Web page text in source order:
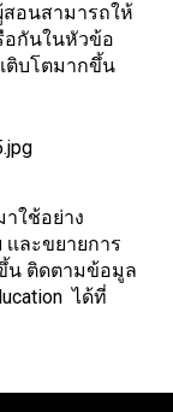
อนสามารถให้
อกันในหัวข้อ
ติบโตมากขึ้น
ใช้อย่าง
เละขยายการ
ขึ้น ติดตามข้อมูล
ได้ที่